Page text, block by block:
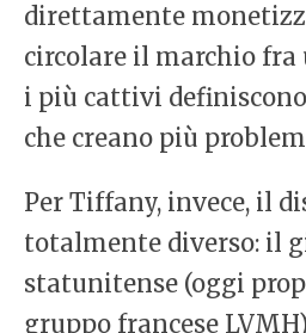
direttamente
circolare il marchio fra
i più cattivi
che creano più
Per Tiffany, invece, il
totalmente diverso: il
statunitense (oggi
gruppo francese